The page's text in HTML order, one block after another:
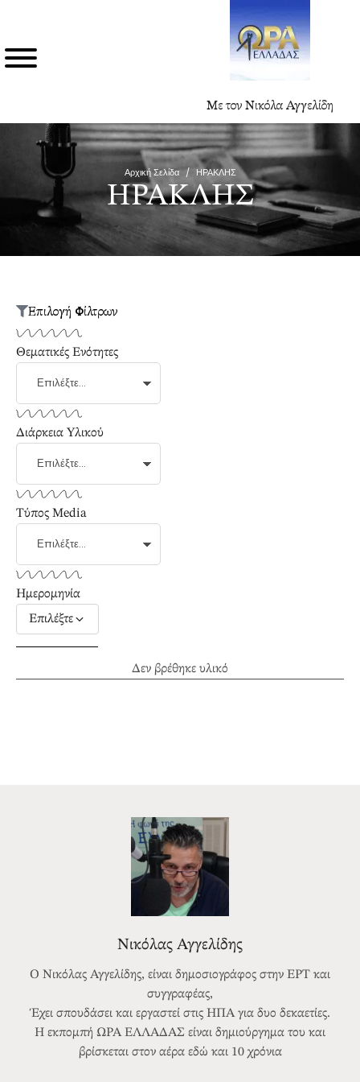
Με τον Νικόλα Αγγελίδη
Αρχική Σελίδα / ΗΡΑΚΛΗΣ
ΗΡΑΚΛΗΣ
Δεν βρέθηκε υλικό
Επιλογή Φίλτρων
Θεματικές Ενότητες
Διάρκεια Υλικού
Τύπος Media
Ημερομηνία
Επιλέξτε
Νικόλας Αγγελίδης
Ο Νικόλας Αγγελίδης, είναι δημοσιογράφος στην ΕΡΤ και
συγγραφέας,
Έχει σπουδάσει και εργαστεί στις ΗΠΑ για δυο δεκαετίες.
Η εκπομπή ΩΡΑ ΕΛΛΑΔΑΣ είναι δημιούργημα του και
βρίσκεται στον αέρα εδώ και 10 χρόνια